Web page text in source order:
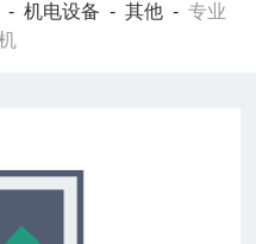
-机电设备 -其他 -专业